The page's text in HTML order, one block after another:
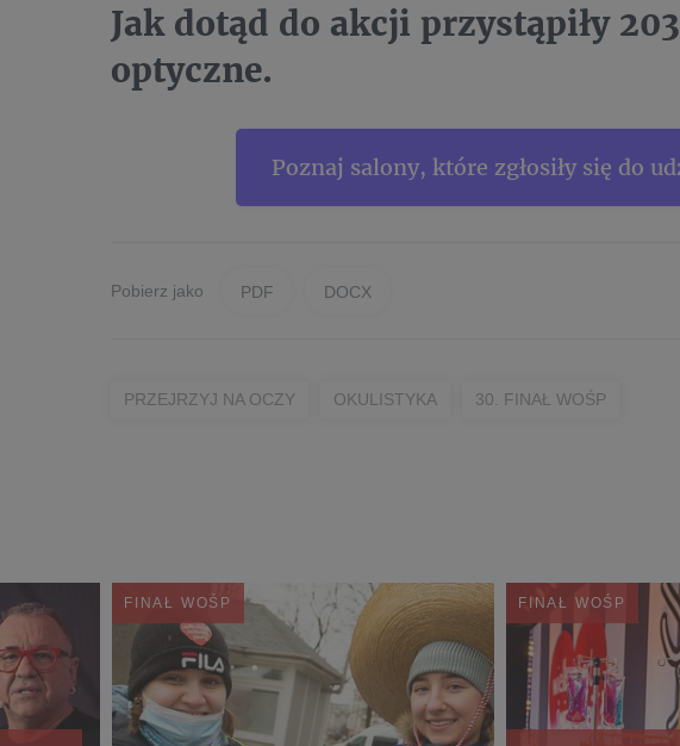
Jak dotąd do akcji przystąpiły
optyczne.
Poznaj salony, które zgłosiły się do
Pobierz jako PDF DOCX
PRZEJRZYJ NA OCZY OKULISTYKA 30. FINAŁ WOŚP
FINAŁ WOŚP FINAŁ WOŚP